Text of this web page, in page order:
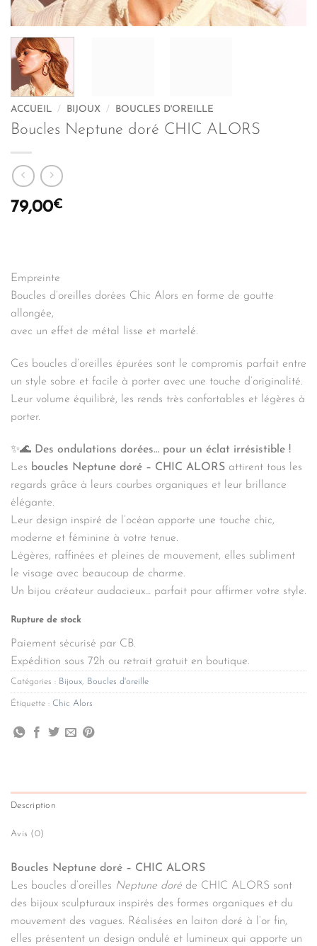
ACCUEIL / BIJOUX / BOUCLES D'OREILLE
Boucles Neptune doré CHIC ALORS
79,00€
Empreinte
Boucles d’oreilles dorées Chic Alors en forme de goutte
allongée,
avec un effet de métal lisse et martelé.
Ces boucles d’oreilles épurées sont le compromis parfait entre
un style sobre et facile à porter avec une touche d’originalité.
Leur volume équilibré, les rends très confortables et légères à
porter.
✨🌊 Des ondulations dorées… pour un éclat irrésistible !
Les boucles Neptune doré – CHIC ALORS attirent tous les
regards grâce à leurs courbes organiques et leur brillance
élégante.
Leur design inspiré de l’océan apporte une touche chic,
moderne et féminine à votre tenue.
Légères, raffinées et pleines de mouvement, elles subliment
le visage avec beaucoup de charme.
Un bijou créateur audacieux… parfait pour affirmer votre style.
Rupture de stock
Paiement sécurisé par CB.
Expédition sous 72h ou retrait gratuit en boutique.
Catégories : Bijoux, Boucles d'oreille
Étiquette : Chic Alors
Description
Avis (0)
Boucles Neptune doré – CHIC ALORS
Les boucles d’oreilles Neptune doré de CHIC ALORS sont
des bijoux sculpturaux inspirés des formes organiques et du
mouvement des vagues. Réalisées en laiton doré à l’or fin,
elles présentent un design ondulé et lumineux qui apporte un